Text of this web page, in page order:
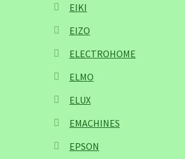
EIKI
EIZO
ELECTROHOME
ELMO
ELUX
EMACHINES
EPSON